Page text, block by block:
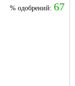
% одобрений: 67